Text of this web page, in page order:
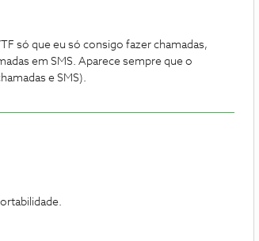
só que eu só consigo fazer chamadas,
em SMS. Aparece sempre que o
e SMS).